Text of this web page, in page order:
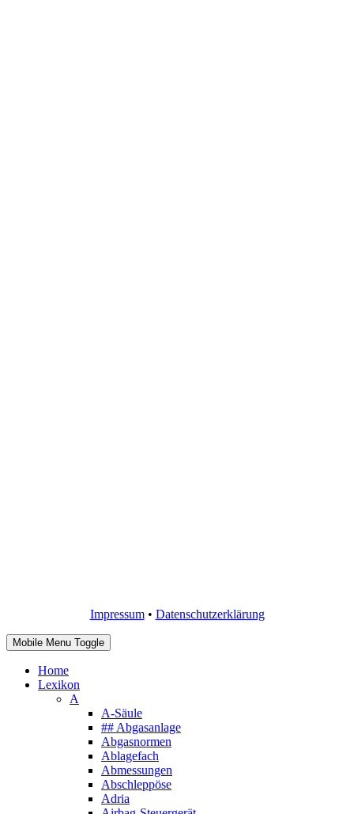
Impressum• Datenschutzerklärung
Mobile Menu Toggle
Home
Lexikon
A
A-Säule
## Abgasanlage
Abgasnormen
Ablagefach
Abmessungen
Abschleppöse
Adria